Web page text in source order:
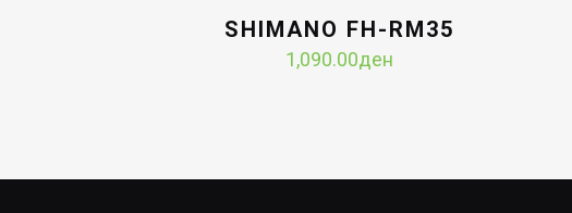
SHIMANO FH-RM35
1,090.00ден